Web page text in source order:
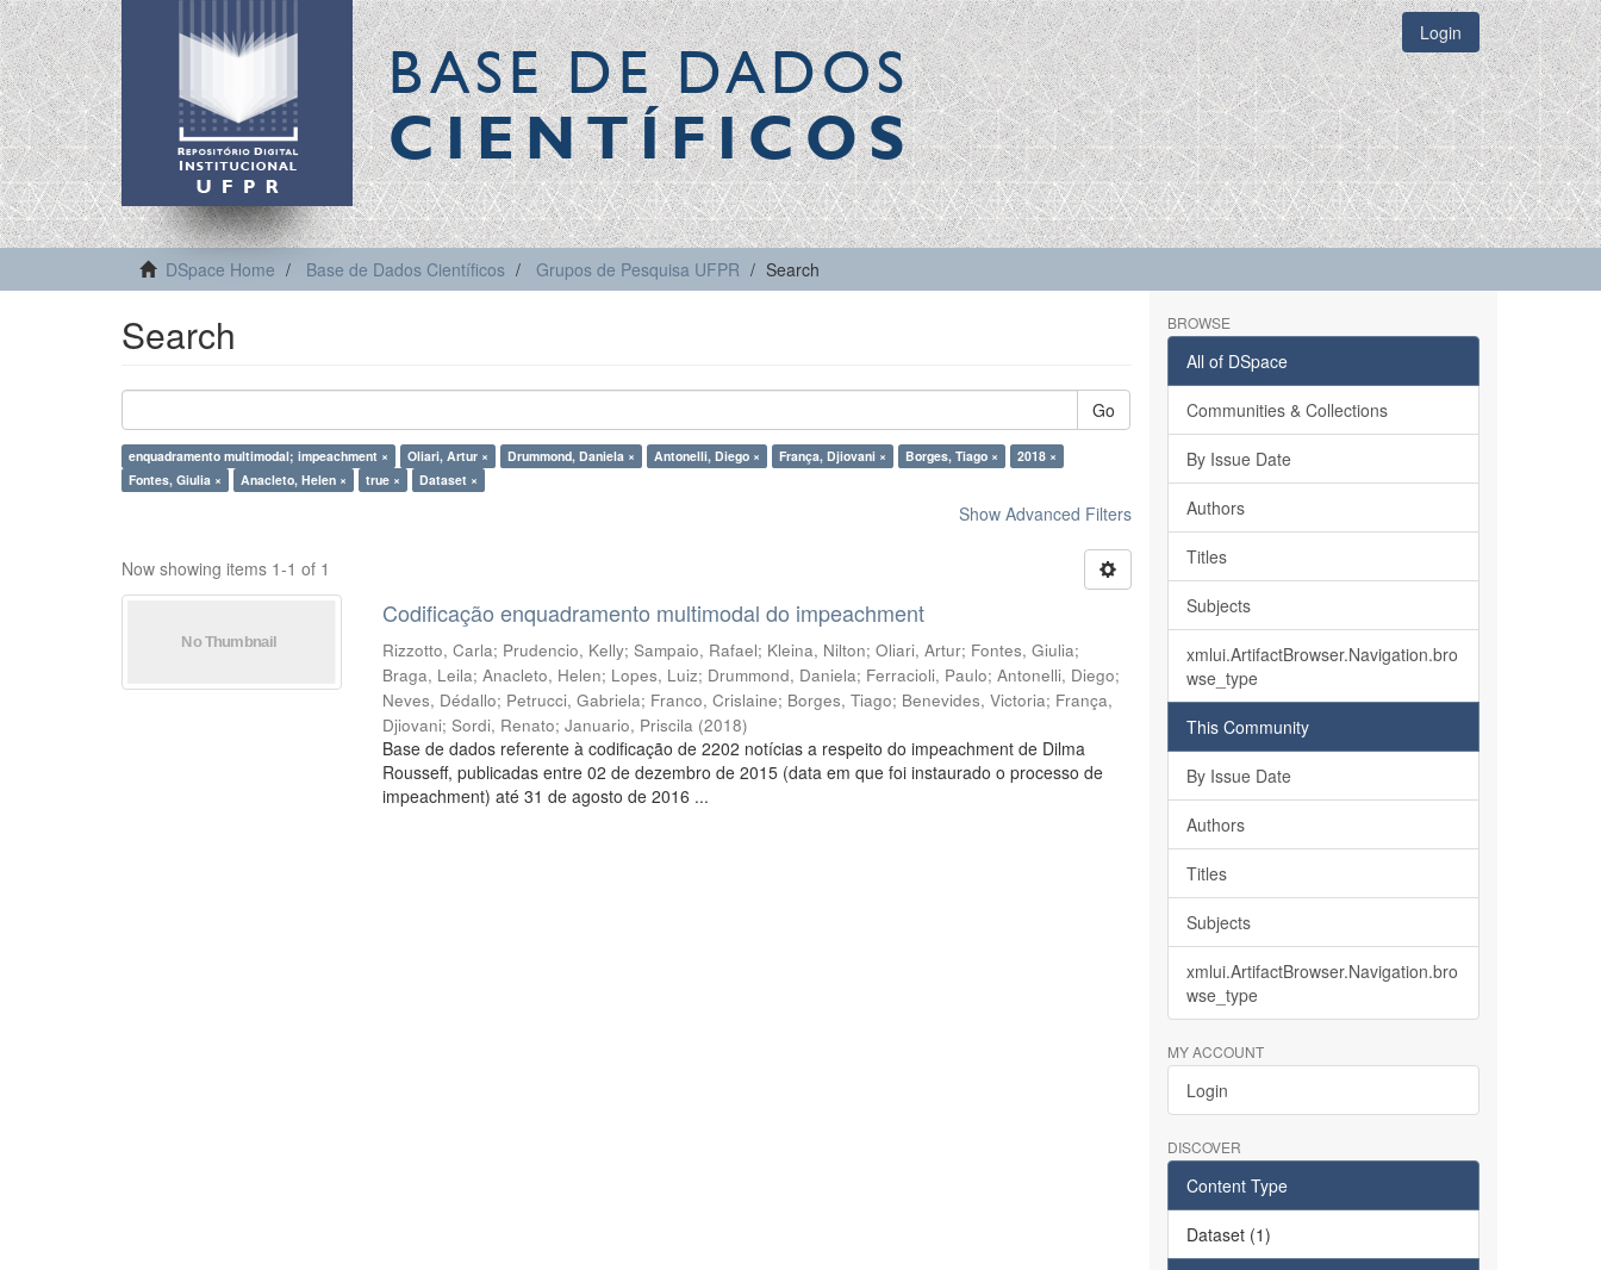
BASE DE DADOS
CIENTÍFICOS
Login
DSpace Home Base de Dados Científicos Grupos de Pesquisa UFPR Search
Search
Go
enquadramento multimodal; impeachment × Oliari, Artur × Drummond, Daniela × Antonelli, Diego × França, Djiovani × Borges, Tiago ×
2018 ×
Fontes, Giulia ×
Anacleto, Helen × true × Dataset ×
Show Advanced Filters
Now showing items 1-1 of 1
Codificação enquadramento multimodal do impeachment
Rizzotto, Carla; Prudencio, Kelly;Sampaio, Rafael; Kleina, Nilton;Oliari, Artur; Fontes, Giulia;
Braga, Leila;Anacleto, Helen; Lopes, Luiz; Drummond, Daniela; Ferracioli, Paulo;Antonelli, Diego;
Neves, Dédallo; Petrucci, Gabriela; Franco, Crislaine; Borges, Tiago; Benevides, Victoria; França,
Djiovani;Sordi, Renato;Januario, Priscila (2018)
Base de dados referente à codificação de 2202 notícias a respeito do impeachment de Dilma
Rousseff, publicadas entre 02 de dezembro de 2015 (data em que foi instaurado o processo de
impeachment) até 31 de agosto de 2016 ...
BROWSE
All of DSpace
Communities & Collections
By Issue Date
Authors
Titles
Subjects
xmlui.ArtifactBrowser.Navigation.bro
wse_type
This Community
By Issue Date
Authors
Titles
Subjects
xmlui.ArtifactBrowser.Navigation.bro
wse_type
MY ACCOUNT
Login
DISCOVER
Content Type
Dataset (1)